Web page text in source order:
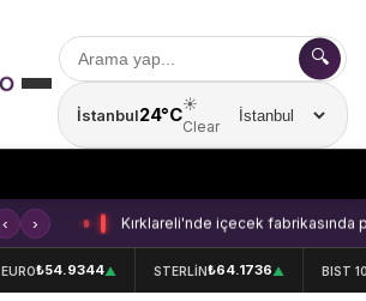
🔍
İstanbul24°C☀️
Clear
Şehir seçin
‹ › Kırklareli'nde içecek fabrikasında
EURO₺54.9344▲ STERLİN₺64.1736▲ BIST